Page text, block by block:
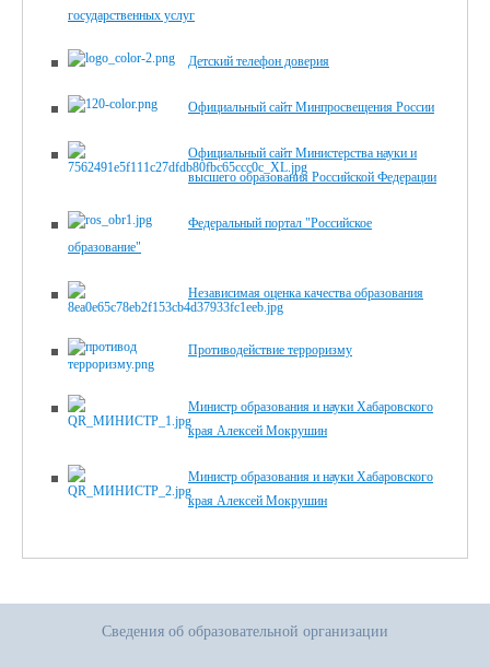
государственных услуг
Детский телефон доверия
Официальный сайт Минпросвещения России
Официальный сайт Министерства науки и
высшего образования Российской Федерации
Федеральный портал "Российское
образование"
Независимая оценка качества образования
Противодействие терроризму
Министр образования и науки Хабаровского
края Алексей Мокрушин
Министр образования и науки Хабаровского
края Алексей Мокрушин
Сведения об образовательной организации